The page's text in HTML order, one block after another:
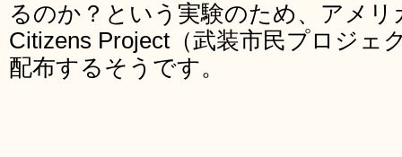
るのか？という実験のため、アメリ
Citizens Project（武装市民プロジェ
配布するそうです。